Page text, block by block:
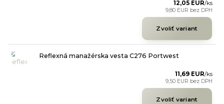
12,05 EUR/ks
9,80 EUR bez DPH
Zvoliť variant
Reflexná manažérska vesta C276 Portwest
11,69 EUR/ks
9,50 EUR bez DPH
Zvoliť variant